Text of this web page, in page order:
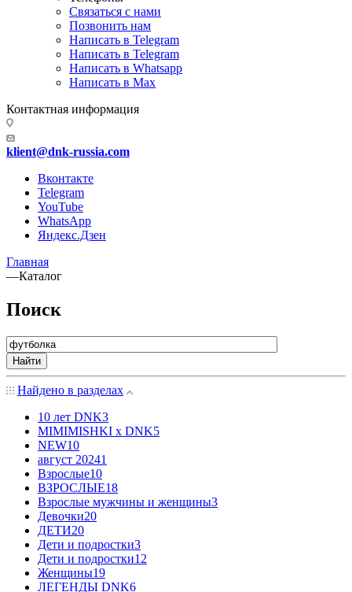
Связаться с нами
Позвонить нам
Написать в Telegram
Написать в Telegram
Написать в Whatsapp
Написать в Max
Контактная информация
klient@dnk-russia.com
Вконтакте
Telegram
YouTube
WhatsApp
Яндекс.Дзен
Главная
—Каталог
Поиск
Найти
Найдено в разделах
10 лет DNK3
MIMIMISHKI x DNK5
NEW10
август 20241
Взрослые10
ВЗРОСЛЫЕ18
Взрослые мужчины и женщины3
Девочки20
ДЕТИ20
Дети и подростки3
Дети и подростки12
Женщины19
ЛЕГЕНДЫ DNK6